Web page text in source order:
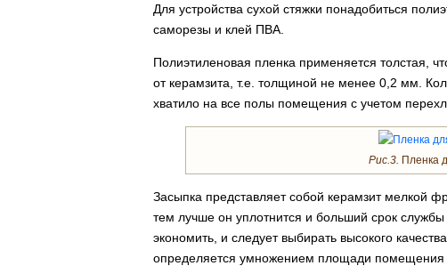
Для устройства сухой стяжки понадобиться
саморезы и клей ПВА.
Полиэтиленовая пленка применяется толстая,
от керамзита, т.е. толщиной не менее 0,2 мм.
хватило на все полы помещения с учетом
Рис.3. Пленка
Засыпка представляет собой керамзит мелкой
тем лучше он уплотнится и больший срок
экономить, и следует выбирать высокого
определяется умножением площади помещения